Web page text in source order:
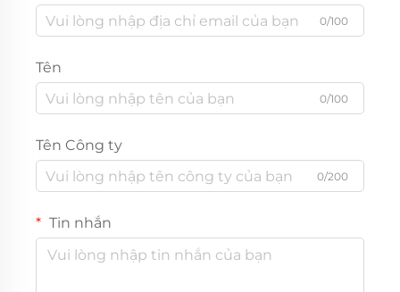
0/100
Tên
0/100
Tên Công ty
0/200
Tin nhắn